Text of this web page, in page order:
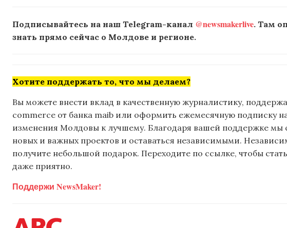
Подписывайтесь на наш Telegram-канал @newsmakerlive. Там
знать прямо сейчас о Молдове и регионе.
Хотите поддержать то, что мы делаем?
Вы можете внести вклад в качественную журналистику,
commerce от банка maib или оформить ежемесячную подписку
изменения Молдовы к лучшему. Благодаря вашей поддержке
новых и важных проектов и оставаться независимыми.
получите небольшой подарок. Переходите по ссылке, чтобы
даже приятно.
Поддержи NewsMaker!